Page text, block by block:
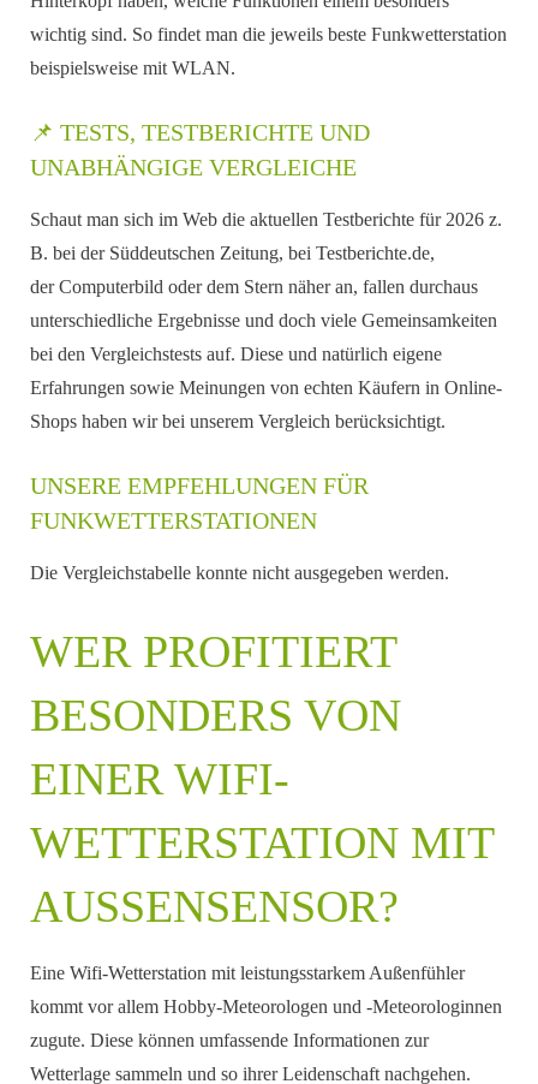
wichtig sind. So findet man die jeweils beste Funkwetterstation
beispielsweise mit WLAN.
📌 TESTS, TESTBERICHTE UND
UNABHÄNGIGE VERGLEICHE
Schaut man sich im Web die aktuellen Testberichte für 2026 z.
B. bei der Süddeutschen Zeitung, bei Testberichte.de,
der Computerbild oder dem Stern näher an, fallen durchaus
unterschiedliche Ergebnisse und doch viele Gemeinsamkeiten
bei den Vergleichstests auf. Diese und natürlich eigene
Erfahrungen sowie Meinungen von echten Käufern in Online-
Shops haben wir bei unserem Vergleich berücksichtigt.
UNSERE EMPFEHLUNGEN FÜR
FUNKWETTERSTATIONEN
Die Vergleichstabelle konnte nicht ausgegeben werden.
WER PROFITIERT
BESONDERS VON
EINER WIFI-
WETTERSTATION MIT
AUSSENSENSOR?
Eine Wifi-Wetterstation mit leistungsstarkem Außenfühler
kommt vor allem Hobby-Meteorologen und -Meteorologinnen
zugute. Diese können umfassende Informationen zur
Wetterlage sammeln und so ihrer Leidenschaft nachgehen.